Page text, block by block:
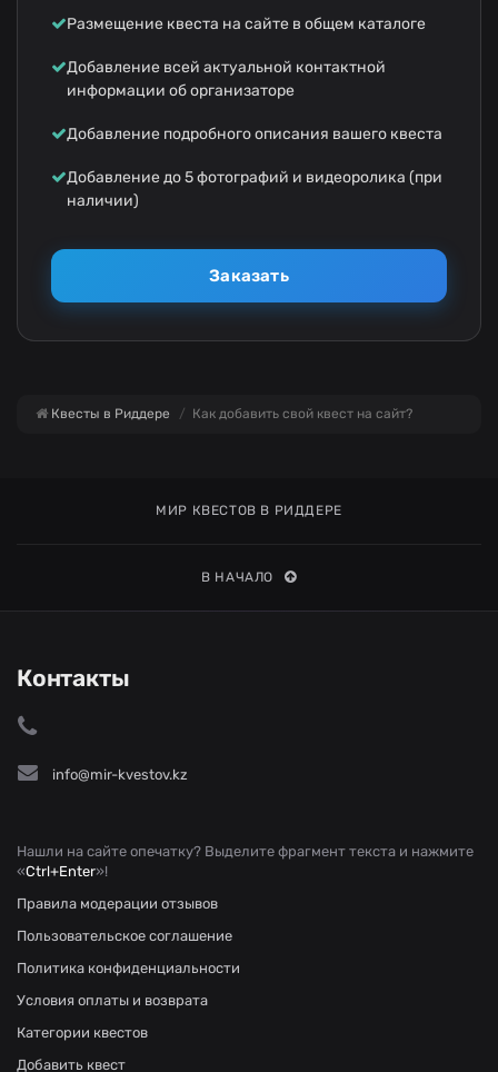
Размещение квеста на сайте в общем каталоге
Добавление всей актуальной контактной
информации об организаторе
Добавление подробного описания вашего квеста
Добавление до 5 фотографий и видеоролика (при
наличии)
Заказать
Квесты в Риддере Как добавить свой квест на сайт?
МИР КВЕСТОВ В РИДДЕРЕ
В НАЧАЛО
Контакты
info@mir-kvestov.kz
Нашли на сайте опечатку? Выделите фрагмент текста и нажмите
«Ctrl+Enter»!
Правила модерации отзывов
Пользовательское соглашение
Политика конфиденциальности
Условия оплаты и возврата
Категории квестов
Добавить квест